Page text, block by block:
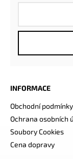
INFORMACE
Obchodní podmínky
Ochrana osobních
Soubory Cookies
Cena dopravy